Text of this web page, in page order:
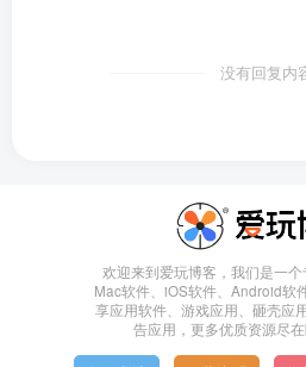
没有回复内
欢迎来到爱玩博客，我们是一个
Mac软件、iOS软件、Android软
享应用软件、游戏应用、砸壳应
告应用，更多优质资源尽